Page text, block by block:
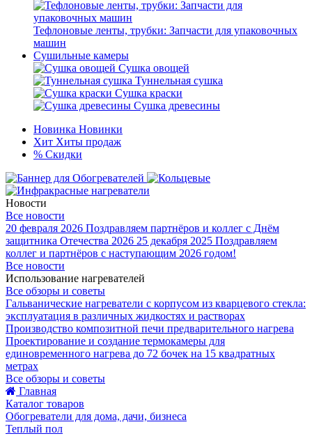
Тефлоновые ленты, трубки: Запчасти для упаковочных
машин
Сушильные камеры
Сушка овощей
Туннельная сушка
Сушка краски
Сушка древесины
Новинка Новинки
Хит Хиты продаж
% Скидки
Новости
Все новости
20 февраля 2026 Поздравляем партнёров и коллег с Днём
защитника Отечества 2026 25 декабря 2025 Поздравляем
коллег и партнёров с наступающим 2026 годом!
Все новости
Использование нагревателей
Все обзоры и советы
Гальванические нагреватели с корпусом из кварцевого стекла:
эксплуатация в различных жидкостях и растворах
Производство композитной печи предварительного нагрева
Проектирование и создание термокамеры для
единовременного нагрева до 72 бочек на 15 квадратных
метрах
Все обзоры и советы
Главная
Каталог товаров
Обогреватели для дома, дачи, бизнеса
Теплый пол